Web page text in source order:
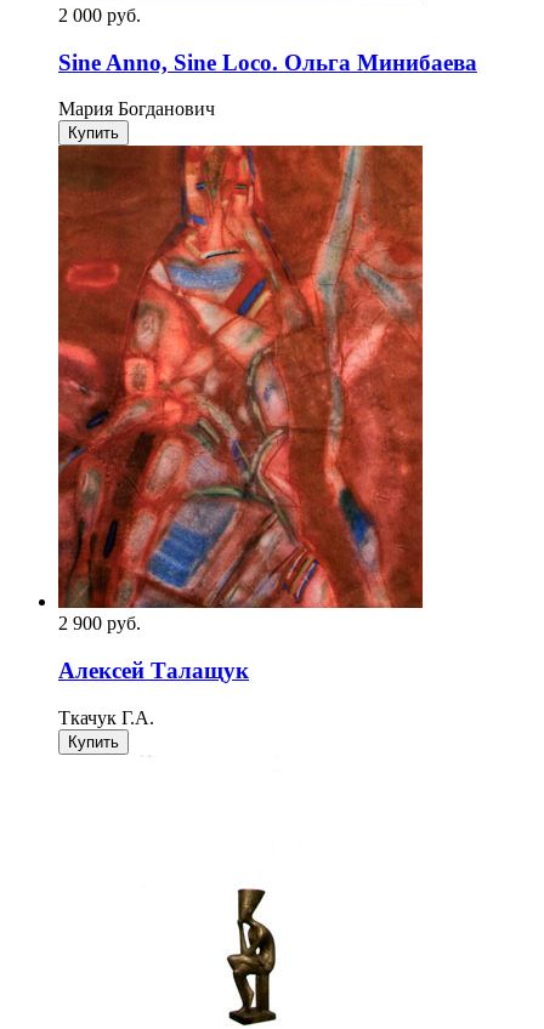
2 000 pуб.
Sine Anno, Sine Loco. Ольга Минибаева
Мария Богданович
Купить
2 900 pуб.
Алексей Талащук
Ткачук Г.А.
Купить